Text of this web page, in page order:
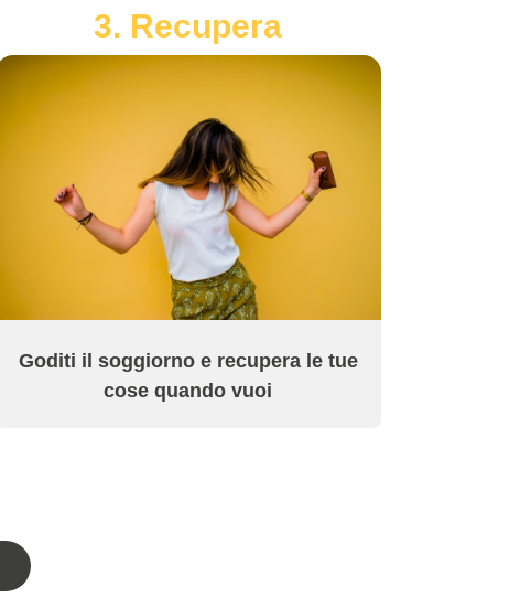
3. Recupera
Goditi il soggiorno e recupera le tue
cose quando vuoi